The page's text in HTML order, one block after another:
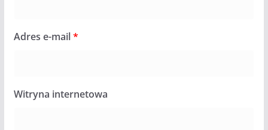
Adres e-mail*
Witryna internetowa